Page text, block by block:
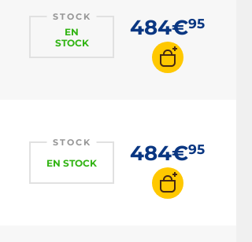
STOCK
EN
STOCK
484€95
STOCK
EN STOCK 484€95